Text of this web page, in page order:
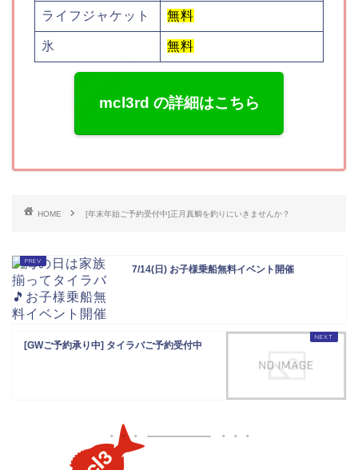
ライフジャケット 無料
氷 無料
mcl3rd の詳細はこちら
HOME [年末年始ご予約受付中]正月真鯛を釣りにいきませんか？
7/14(日) お子様乗船無料イベント開催
[GWご予約承り中] タイラバご予約受付中